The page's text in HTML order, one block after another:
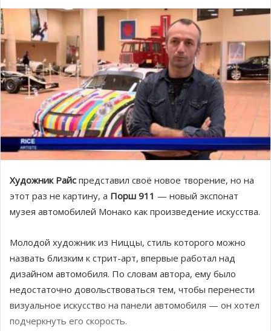
Художник Райс представил своё новое творение, но на
этот раз не картину, а Порш 911 — новый экспонат
музея автомобилей Монако как произведение искусства.
Молодой художник из Ниццы, стиль которого можно
назвать близким к стрит-арт, впервые работал над
дизайном автомобиля. По словам автора, ему было
недостаточно довольствоваться тем, чтобы перенести
визуальное искусство на панели автомобиля — он хотел
подчеркнуть его скорость.